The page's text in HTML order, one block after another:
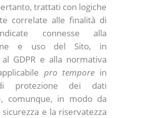
trattati con logiche
correlate alle finalità di
connesse alla
e uso del Sito, in
GDPR e alla normativa
pro tempore in
protezione dei dati
comunque, in modo da
e la riservatezza